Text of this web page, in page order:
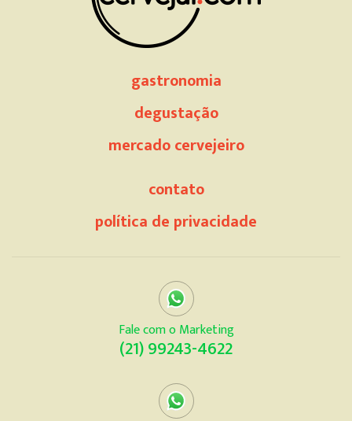
gastronomia
degustação
mercado cervejeiro
contato
política de privacidade
Fale com o Marketing
(21) 99243-4622